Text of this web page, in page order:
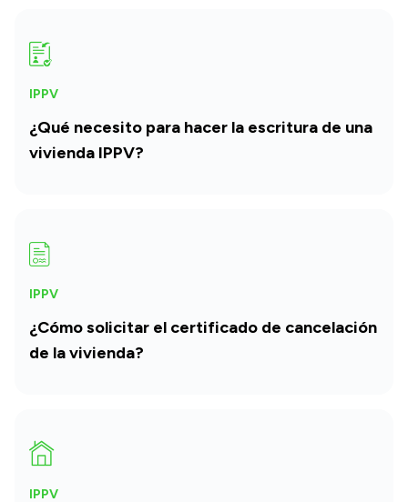
¿Qué necesito para hacer la escritura de una
vivienda IPPV?
IPPV
¿Cómo solicitar el certificado de cancelación
de la vivienda?
IPPV
IPPV